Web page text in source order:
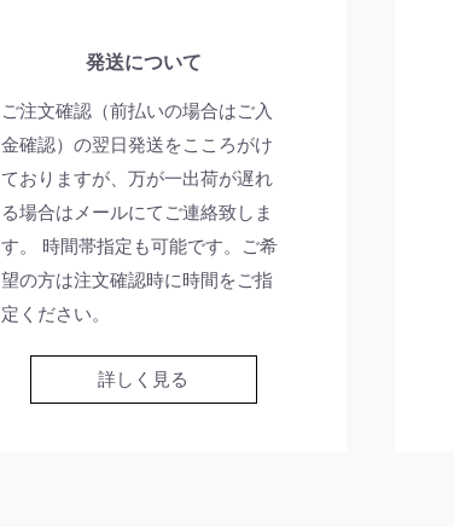
発送について
ご注文確認（前払いの場合はご入
金確認）の翌日発送をこころがけ
ておりますが、万が一出荷が遅れ
る場合はメールにてご連絡致しま
す。 時間帯指定も可能です。ご希
望の方は注文確認時に時間をご指
定ください。
詳しく見る